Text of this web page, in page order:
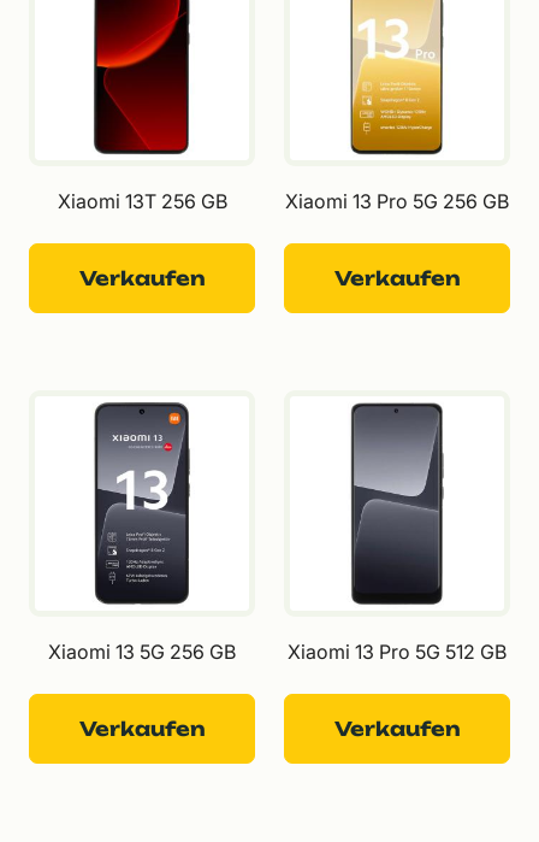
Xiaomi 13T 256 GB
Verkaufen
Xiaomi 13 Pro 5G 256 GB
Verkaufen
Xiaomi 13 5G 256 GB
Verkaufen
Xiaomi 13 Pro 5G 512 GB
Verkaufen